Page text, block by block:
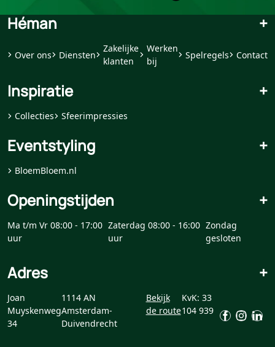
Héman +
Over ons Diensten
Zakelijke
klanten
Werken
bij
Spelregels Contact
Inspiratie +
Collecties Sfeerimpressies
Eventstyling +
BloemBloem.nl
Openingstijden +
Ma t/m Vr 08:00 - 17:00
uur
Zaterdag 08:00 - 16:00
uur
Zondag
gesloten
Adres +
Joan
Muyskenweg
34
1114 AN
Amsterdam-
Duivendrecht
Bekijk
de route
KvK: 33
104 939